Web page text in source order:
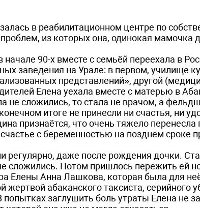
в реабилитационном центре по
из которых она, одинокая мамочка
90-х вместе с семьёй переехала в
заведения на Урале: в первом, училище
представлений», другой
Елена уехала вместе с матерью в
не сложились, то стала не врачом, а
итоге не принесли ни счастья, ни
признаётся, что очень тяжело перенесла
с беременностью на позднем сроке
регулярно, даже после рождения дочки.
сложились. Потом пришлось пережить ей
Елены Анна Лашкова, которая была для
жертвой абаканского таксиста,
заглушить боль утраты Елена не